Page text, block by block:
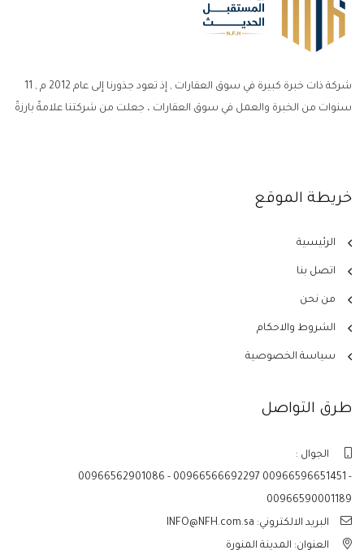
شركة ذات خبرة كبيرة في سوق العقارات , إذ تعود جذورنا إلى عام 2012 م , 11
سنوات من الخبرة والعمل في سوق العقارات ، جعلت من شركتنا علامةً بارزةً
خريطة الموقع
الرئيسية
اتصل بنا
من نحن
الشروط والاحكام
سياسة الخصوصية
طرق التواصل
الجوال :
00966562901086 - 00966566692297 00966596651451 -
00966590001189
البريد الالكتروني: INFO@NFH.com.sa
العنوان: المدينة المنورة